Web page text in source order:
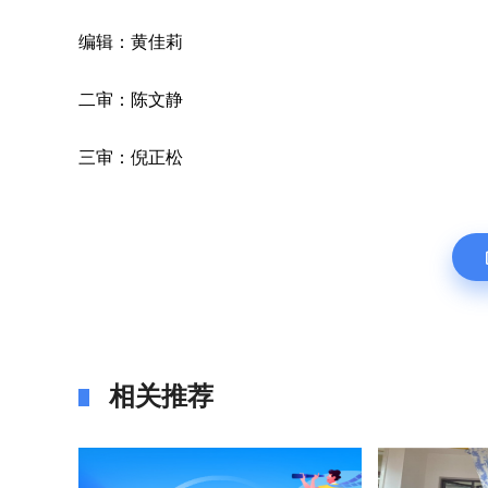
编辑：黄佳莉
二审：陈文静
三审：倪正松
相关推荐